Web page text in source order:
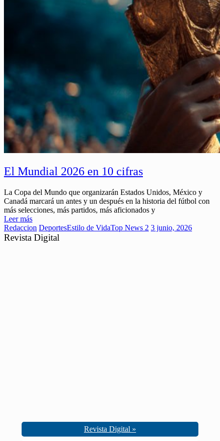
El Mundial 2026 en 10 cifras
La Copa del Mundo que organizarán Estados Unidos, México y
Canadá marcará un antes y un después en la historia del fútbol con
más selecciones, más partidos, más aficionados y
Leer más
Redaccion DeportesEstilo de VidaTop News 2 3 junio, 2026
Revista Digital
Revista Digital »